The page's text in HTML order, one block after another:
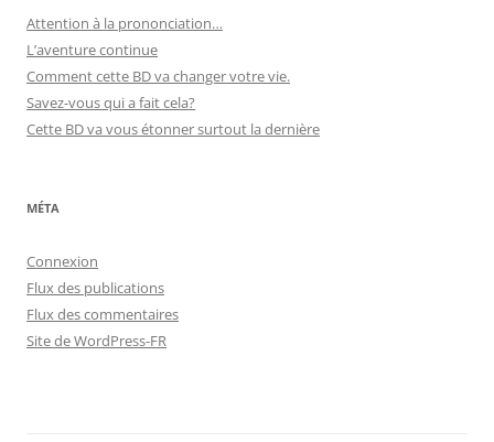
Attention à la prononciation…
L’aventure continue
Comment cette BD va changer votre vie.
Savez-vous qui a fait cela?
Cette BD va vous étonner surtout la dernière
MÉTA
Connexion
Flux des publications
Flux des commentaires
Site de WordPress-FR